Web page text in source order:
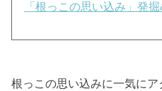
「根っこの思い込み」発
根っこの思い込みに一気にア